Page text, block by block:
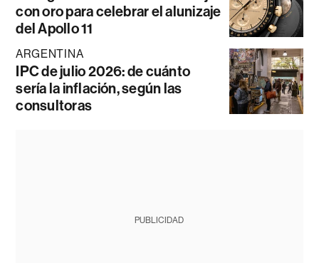
con oro para celebrar el alunizaje
del Apollo 11
ARGENTINA
IPC de julio 2026: de cuánto
sería la inflación, según las
consultoras
PUBLICIDAD